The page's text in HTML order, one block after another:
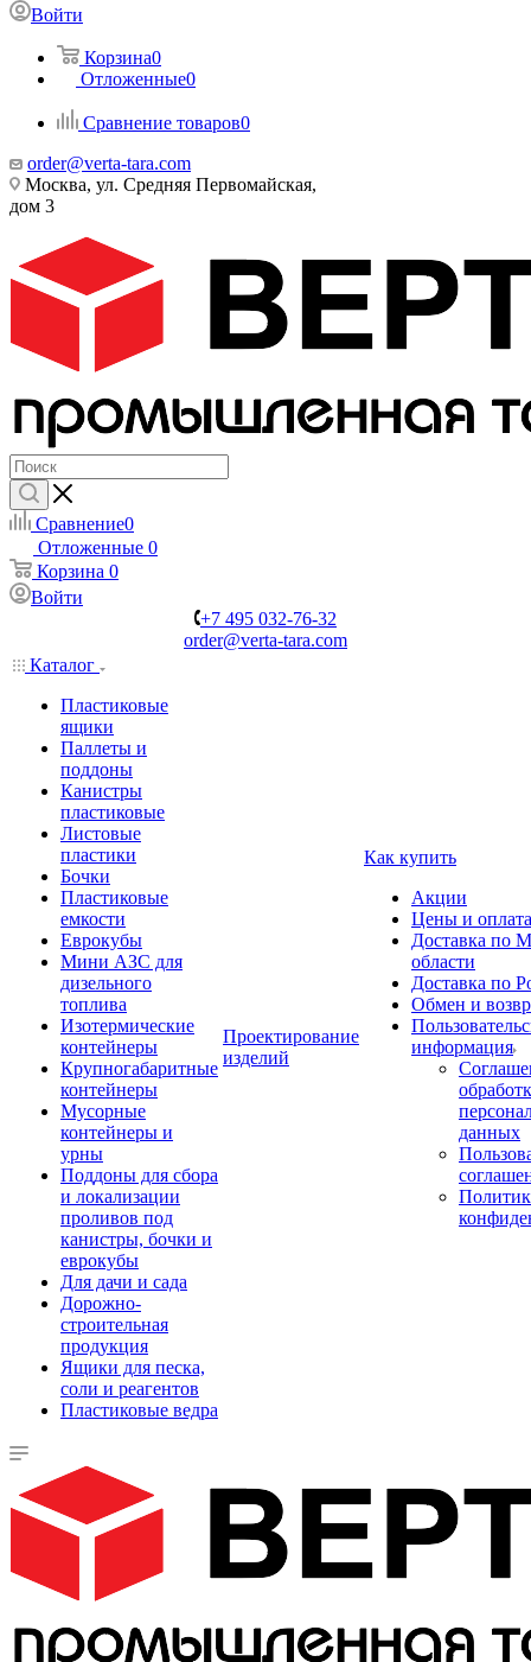
Войти
Корзина0
Отложенные0
Сравнение товаров0
order@verta-tara.com
Москва, ул. Средняя Первомайская,
дом 3
Сравнение0
Отложенные 0
Корзина 0
Войти
+7 495 032-76-32
order@verta-tara.com
Каталог
Пластиковые
ящики
Паллеты и
поддоны
Канистры
пластиковые
Листовые
пластики
Бочки
Пластиковые
емкости
Еврокубы
Мини АЗС для
дизельного
топлива
Изотермические
контейнеры
Крупногабаритные
контейнеры
Мусорные
контейнеры и
урны
Поддоны для сбора
и локализации
проливов под
канистры, бочки и
еврокубы
Для дачи и сада
Дорожно-
строительная
продукция
Ящики для песка,
соли и реагентов
Пластиковые ведра
Проектирование
изделий
Как купить
Акции
Цены и оплата
Доставка по
области
Доставка по
Обмен и
информация
данных